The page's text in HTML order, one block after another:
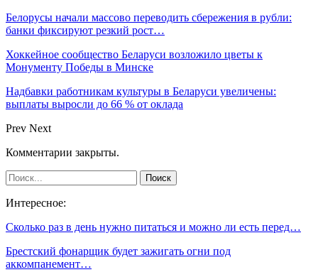
Белорусы начали массово переводить сбережения в рубли:
банки фиксируют резкий рост…
Хоккейное сообщество Беларуси возложило цветы к
Монументу Победы в Минске
Надбавки работникам культуры в Беларуси увеличены:
выплаты выросли до 66 % от оклада
Prev Next
Комментарии закрыты.
Интересное:
Сколько раз в день нужно питаться и можно ли есть перед…
Брестский фонарщик будет зажигать огни под
аккомпанемент…